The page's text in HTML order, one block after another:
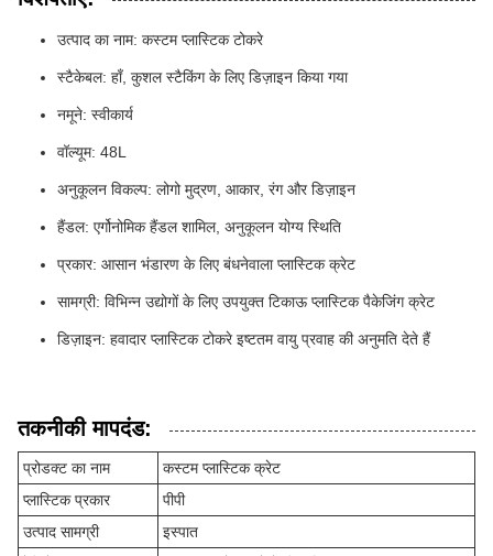
उत्पाद का नाम: कस्टम प्लास्टिक टोकरे
स्टैकेबल: हाँ, कुशल स्टैकिंग के लिए डिज़ाइन किया गया
नमूने: स्वीकार्य
वॉल्यूम: 48L
अनुकूलन विकल्प: लोगो मुद्रण, आकार, रंग और डिज़ाइन
हैंडल: एर्गोनोमिक हैंडल शामिल, अनुकूलन योग्य स्थिति
प्रकार: आसान भंडारण के लिए बंधनेवाला प्लास्टिक क्रेट
सामग्री: विभिन्न उद्योगों के लिए उपयुक्त टिकाऊ प्लास्टिक पैकेजिंग क्रेट
डिज़ाइन: हवादार प्लास्टिक टोकरे इष्टतम वायु प्रवाह की अनुमति देते हैं
तकनीकी मापदंड:
प्रोडक्ट का नाम
कस्टम प्लास्टिक क्रेट
प्लास्टिक प्रकार
पीपी
उत्पाद सामग्री
इस्पात